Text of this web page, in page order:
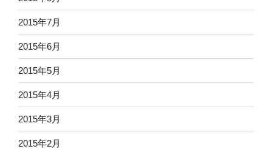
2015年7月
2015年6月
2015年5月
2015年4月
2015年3月
2015年2月